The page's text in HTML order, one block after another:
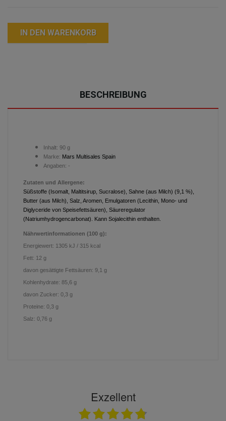
IN DEN WARENKORB
BESCHREIBUNG
Inhalt: 90 g
Marke: Mars Multisales Spain
Angaben: -
Zutaten und Allergene:
Süßstoffe (Isomalt, Maltitsirup, Sucralose), Sahne (aus Milch) (9,1 %),
Butter (aus Milch), Salz, Aromen, Emulgatoren (Lecithin, Mono- und
Diglyceride von Speisefettsäuren), Säureregulator
(Natriumhydrogencarbonat). Kann Sojalecithin enthalten.
Nährwertinformationen (100 g):
Energiewert: 1305 kJ / 315 kcal
Fett: 12 g
davon gesättigte Fettsäuren: 9,1 g
Kohlenhydrate: 85,6 g
davon Zucker: 0,3 g
Proteine: 0,3 g
Salz: 0,76 g
Exzellent